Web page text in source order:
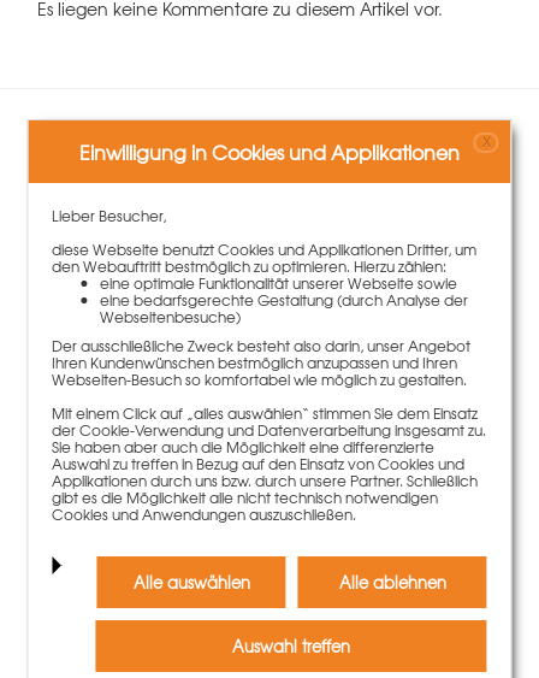
Es liegen keine Kommentare zu diesem Artikel vor.
Zubehör
Gurthalterung DW15 Klemmlänge 6-20cm L/N/A
62,00 €Gewicht 1.95 kg
Mehr Informationen
Einwilligung in Cookies und Applikationen X
Lieber Besucher,
diese Webseite benutzt Cookies und Applikationen Dritter, um
den Webauftritt bestmöglich zu optimieren. Hierzu zählen:
eine optimale Funktionalität unserer Webseite sowie
eine bedarfsgerechte Gestaltung (durch Analyse der
Webseitenbesuche)
Der ausschließliche Zweck besteht also darin, unser Angebot
Ihren Kundenwünschen bestmöglich anzupassen und Ihren
Webseiten-Besuch so komfortabel wie möglich zu gestalten.
Mit einem Click auf „alles auswählen“ stimmen Sie dem Einsatz
der Cookie-Verwendung und Datenverarbeitung insgesamt zu.
Sie haben aber auch die Möglichkeit eine differenzierte
Auswahl zu treffen in Bezug auf den Einsatz von Cookies und
Applikationen durch uns bzw. durch unsere Partner. Schließlich
gibt es die Möglichkeit alle nicht technisch notwendigen
Cookies und Anwendungen auszuschließen.
Alle auswählen Alle ablehnen
Auswahl treffen